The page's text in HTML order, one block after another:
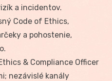
a incidentov.
Code of Ethics,
a pohostenie,
& Compliance Officer
nezávislé kanály